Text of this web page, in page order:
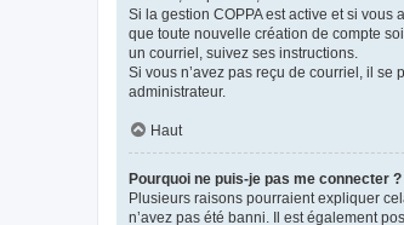
Si la gestion COPPA est active et si
que toute nouvelle création de compte
un courriel, suivez ses instructions.
Si vous n’avez pas reçu de courriel, il
administrateur.
Haut
Pourquoi ne puis-je pas me connecter ?
Plusieurs raisons pourraient expliquer
n’avez pas été banni. Il est également